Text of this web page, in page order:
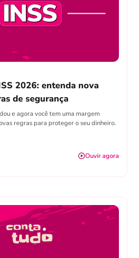
2026: entenda nova
de segurança
e agora você tem uma margem
regras para proteger o seu dinheiro.
Ouvir agora